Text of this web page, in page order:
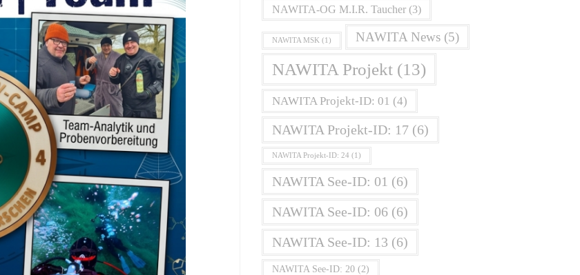
NAWITA-OG M.I.R. Taucher (3)
NAWITA MSK (1) NAWITA News (5)
NAWITA Projekt (13)
NAWITA Projekt-ID: 01 (4)
NAWITA Projekt-ID: 17 (6)
NAWITA Projekt-ID: 24 (1)
NAWITA See-ID: 01 (6)
NAWITA See-ID: 06 (6)
NAWITA See-ID: 13 (6)
NAWITA See-ID: 20 (2)